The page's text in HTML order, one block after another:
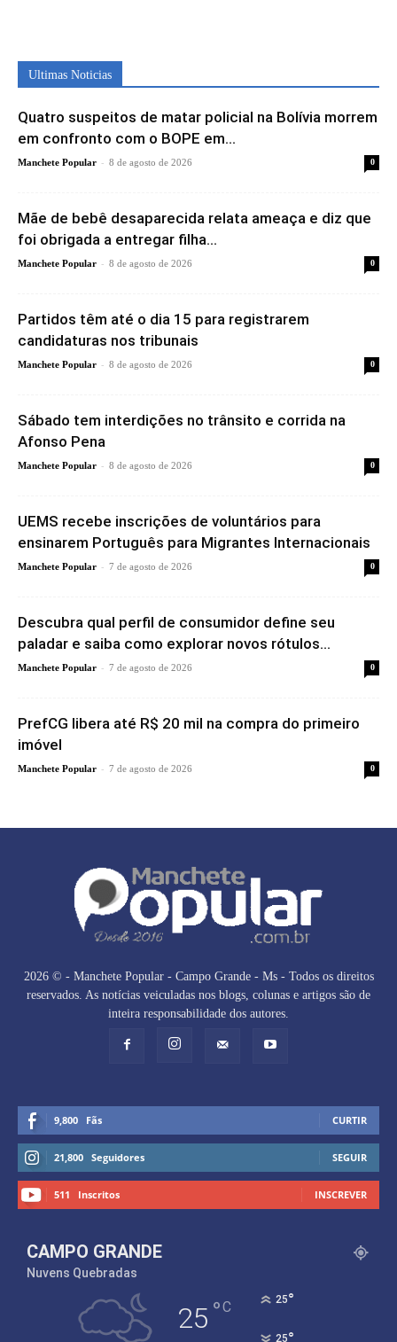
Ultimas Noticias
Quatro suspeitos de matar policial na Bolívia morrem
em confronto com o BOPE em...
Manchete Popular - 8 de agosto de 2026 0
Mãe de bebê desaparecida relata ameaça e diz que
foi obrigada a entregar filha...
Manchete Popular - 8 de agosto de 2026 0
Partidos têm até o dia 15 para registrarem
candidaturas nos tribunais
Manchete Popular - 8 de agosto de 2026 0
Sábado tem interdições no trânsito e corrida na
Afonso Pena
Manchete Popular - 8 de agosto de 2026 0
UEMS recebe inscrições de voluntários para
ensinarem Português para Migrantes Internacionais
Manchete Popular - 7 de agosto de 2026 0
Descubra qual perfil de consumidor define seu
paladar e saiba como explorar novos rótulos...
Manchete Popular - 7 de agosto de 2026 0
PrefCG libera até R$ 20 mil na compra do primeiro
imóvel
Manchete Popular - 7 de agosto de 2026 0
2026 © - Manchete Popular - Campo Grande - Ms - Todos os direitos
reservados. As notícias veiculadas nos blogs, colunas e artigos são de
inteira responsabilidade dos autores.
9,800 Fãs CURTIR
21,800 Seguidores SEGUIR
511 Inscritos INSCREVER
CAMPO GRANDE
Nuvens Quebradas
25 °C 25°
25